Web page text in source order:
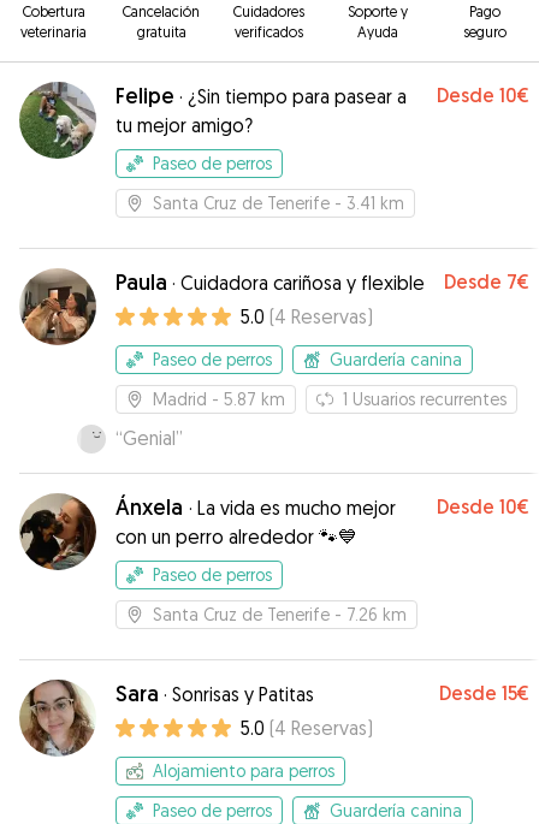
Cobertura
veterinaria
Cancelación
gratuita
Cuidadores
verificados
Soporte y
Ayuda
Pago
seguro
Felipe · ¿Sin tiempo para pasear a
tu mejor amigo?
Desde 10€
Paseo de perros
Santa Cruz de Tenerife - 3.41 km
Paula · Cuidadora cariñosa y flexible Desde 7€
5.0 (4 Reservas)
Paseo de perros
Guardería canina
Madrid - 5.87 km 1 Usuarios recurrentes
“Genial”
Ánxela · La vida es mucho mejor
con un perro alrededor 🐾💙
Desde 10€
Paseo de perros
Santa Cruz de Tenerife - 7.26 km
Sara · Sonrisas y Patitas Desde 15€
5.0 (4 Reservas)
Alojamiento para perros
Paseo de perros
Guardería canina